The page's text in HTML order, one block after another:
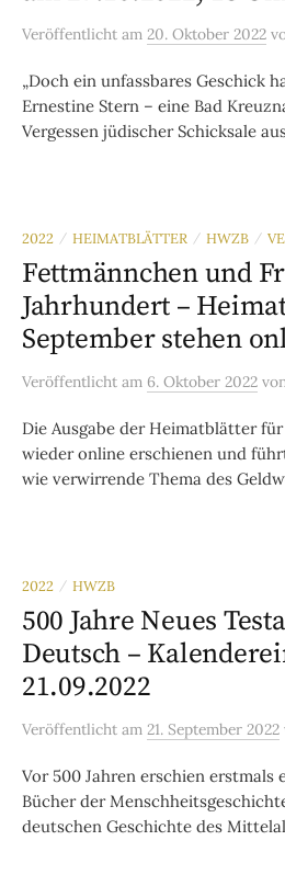
Veröffentlicht am 20. Oktober 2022
„Doch ein unfassbares Geschick
Ernestine Stern – eine Bad
Vergessen jüdischer Schicksale
2022 / HEIMATBLÄTTER / HWZB /
Fettmännchen und
Jahrhundert –
September stehen
Veröffentlicht am 6. Oktober 2022
Die Ausgabe der Heimatblätter
wieder online erschienen und
wie verwirrende Thema des
2022 / HWZB
500 Jahre Neues
Deutsch –
21.09.2022
Veröffentlicht am 21. September 2022
Vor 500 Jahren erschien erstmals
Bücher der
deutschen Geschichte des